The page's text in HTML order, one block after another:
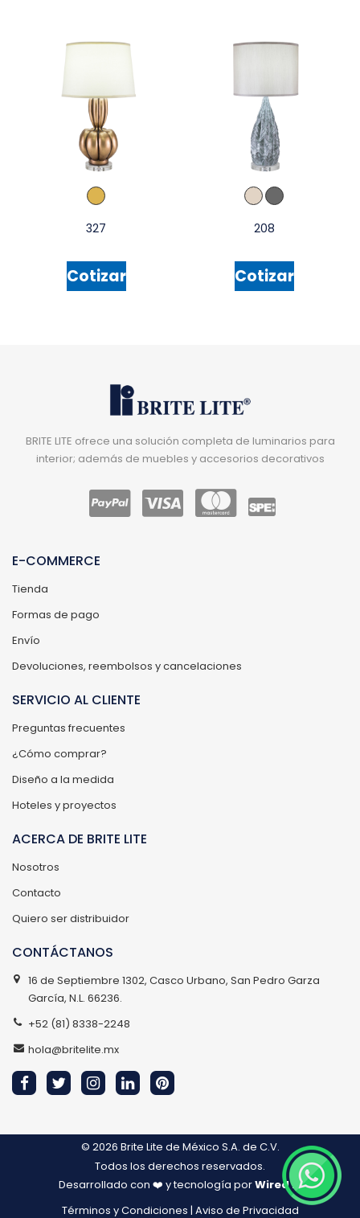
327
Cotizar
208
Cotizar
BRITE LITE ofrece una solución completa de luminarios para
interior; además de muebles y accesorios decorativos
E-COMMERCE
Tienda
Formas de pago
Envío
Devoluciones, reembolsos y cancelaciones
SERVICIO AL CLIENTE
Preguntas frecuentes
¿Cómo comprar?
Diseño a la medida
Hoteles y proyectos
ACERCA DE BRITE LITE
Nosotros
Contacto
Quiero ser distribuidor
CONTÁCTANOS
16 de Septiembre 1302, Casco Urbano, San Pedro Garza
García, N.L. 66236.
+52 (81) 8338-2248
hola@britelite.mx
© 2026 Brite Lite de México S.A. de C.V.
Todos los derechos reservados.
Desarrollado con ❤️ y tecnología porWired IT
Términos y Condiciones | Aviso de Privacidad